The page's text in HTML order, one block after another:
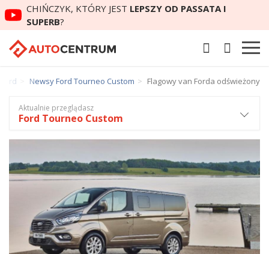
CHIŃCZYK, KTÓRY JEST LEPSZY OD PASSATA I
SUPERB?
Newsy Ford Tourneo Custom Flagowy van Forda odświeżony
Aktualnie przeglądasz
Ford Tourneo Custom